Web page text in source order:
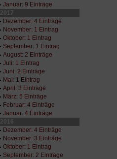
Januar: 9 Einträge
2017
Dezember: 4 Einträge
November: 1 Eintrag
Oktober: 1 Eintrag
September: 1 Eintrag
August: 2 Einträge
Juli: 1 Eintrag
Juni: 2 Einträge
Mai: 1 Eintrag
April: 3 Einträge
März: 5 Einträge
Februar: 4 Einträge
Januar: 4 Einträge
2016
Dezember: 4 Einträge
November: 3 Einträge
Oktober: 1 Eintrag
September: 2 Einträge